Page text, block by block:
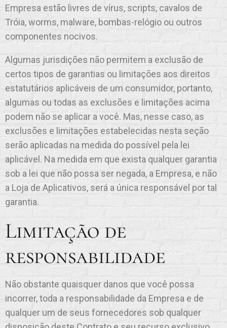
Empresa estão livres de vírus, scripts, cavalos de
Tróia, worms, malware, bombas-relógio ou outros
componentes nocivos.
Algumas jurisdições não permitem a exclusão de
certos tipos de garantias ou limitações aos direitos
estatutários aplicáveis de um consumidor, portanto,
algumas ou todas as exclusões e limitações acima
podem não se aplicar a você. Mas, nesse caso, as
exclusões e limitações estabelecidas nesta seção
serão aplicadas na medida do possível pela lei
aplicável. Na medida em que exista qualquer garantia
sob a lei que não possa ser negada, a Empresa, e não
a Loja de Aplicativos, será a única responsável por tal
garantia.
Limitação de
responsabilidade
Não obstante quaisquer danos que você possa
incorrer, toda a responsabilidade da Empresa e de
qualquer um de seus fornecedores sob qualquer